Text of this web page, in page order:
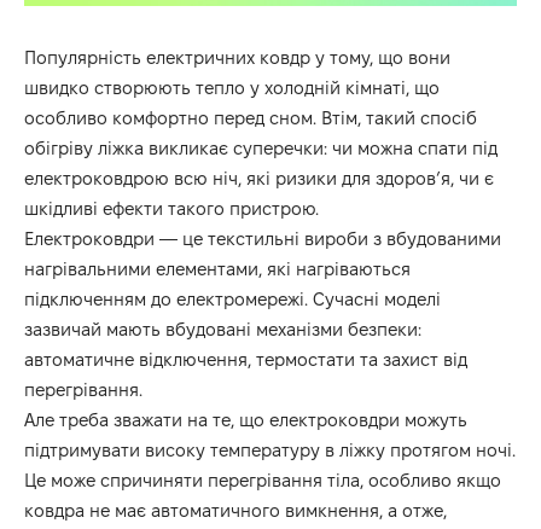
Популярність електричних ковдр у тому, що вони
швидко створюють тепло у холодній кімнаті, що
особливо комфортно перед сном. Втім, такий спосіб
обігріву ліжка викликає суперечки: чи можна спати під
електроковдрою всю ніч, які ризики для здоров’я, чи є
шкідливі ефекти такого пристрою.
Електроковдри — це текстильні вироби з вбудованими
нагрівальними елементами, які нагріваються
підключенням до електромережі. Сучасні моделі
зазвичай мають вбудовані механізми безпеки:
автоматичне відключення, термостати та захист від
перегрівання.
Але треба зважати на те, що електроковдри можуть
підтримувати високу температуру в ліжку протягом ночі.
Це може спричиняти перегрівання тіла, особливо якщо
ковдра не має автоматичного вимкнення, а отже,